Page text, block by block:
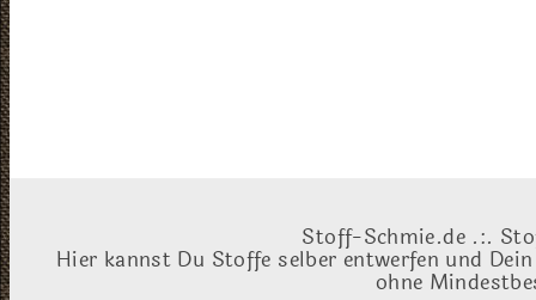
Stoff-Schmie.de .:.
Hier kannst Du Stoffe selber entwerfen und
ohne